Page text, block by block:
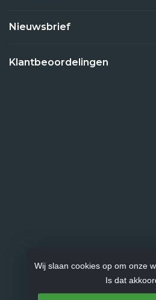
Nieuwsbrief
Klantbeoordelingen
Wij slaan cookies op om onze
Is dat